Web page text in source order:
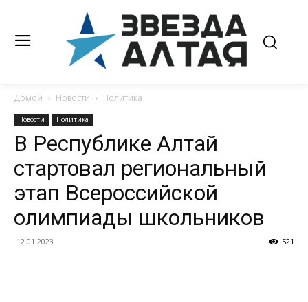
Домой Новости Политика
Новости Политика
В Республике Алтай
стартовал региональный
этап Всероссийской
олимпиады школьников
12.01.2023 521